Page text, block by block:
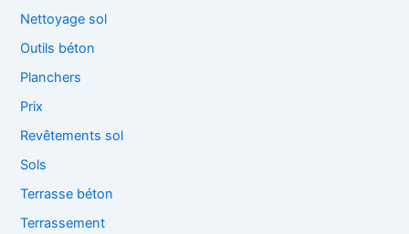
Nettoyage sol
Outils béton
Planchers
Prix
Revêtements sol
Sols
Terrasse béton
Terrassement